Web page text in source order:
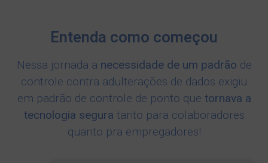
Entenda como começou
Nessa jornada a necessidade de um padrão de
controle contra adulterações de dados exigiu
em padrão de controle de ponto que tornava a
tecnologia segura tanto para colaboradores
quanto pra empregadores!